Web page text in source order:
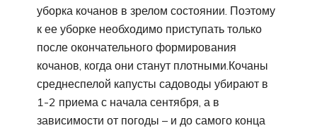
уборка кочанов в зрелом состоянии. Поэтому
к ее уборке необходимо приступать только
после окончательного формирования
кочанов, когда они станут плотными.Кочаны
среднеспелой капусты садоводы убирают в
1-2 приема с начала сентября, а в
зависимости от погоды – и до самого конца